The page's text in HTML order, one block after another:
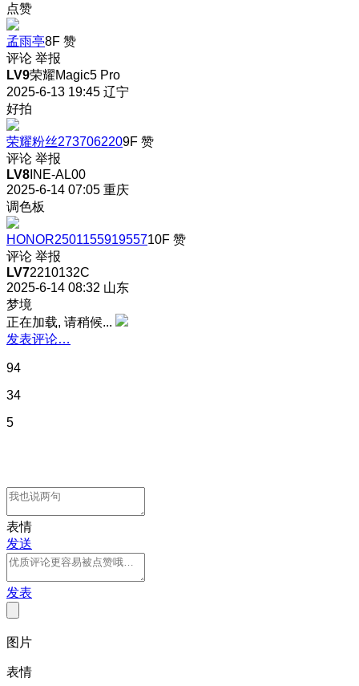
点赞
孟雨亭8F 赞
评论 举报
LV9荣耀Magic5 Pro
2025-6-13 19:45 辽宁
好拍
荣耀粉丝2737062209F 赞
评论 举报
LV8 INE-AL00
2025-6-14 07:05 重庆
调色板
HONOR250115591955710F 赞
评论 举报
LV72210132C
2025-6-14 08:32 山东
梦境
正在加载, 请稍候...
发表评论…
94
34
5
表情
发送
发表
图片
表情